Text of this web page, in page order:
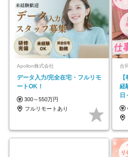
Apollon株式会社
データ入力/完全在宅・フルリモ
ートOK！
300～550万円
フルリモートあり
合
経
日
モ